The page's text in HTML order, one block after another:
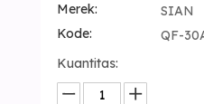
Merek:
SIAN
Kode:
QF-
Kuantitas: